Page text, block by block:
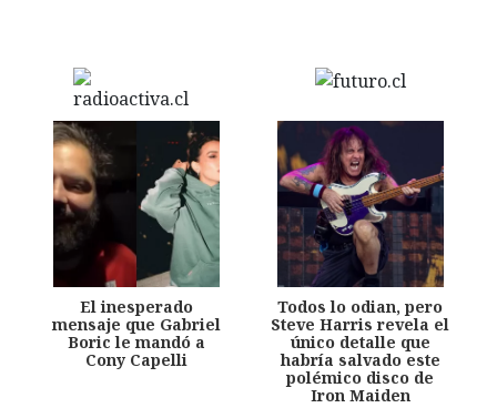
El inesperado
mensaje que Gabriel
Boric le mandó a
Cony Capelli
Todos lo odian, pero
Steve Harris revela el
único detalle que
habría salvado este
polémico disco de
Iron Maiden